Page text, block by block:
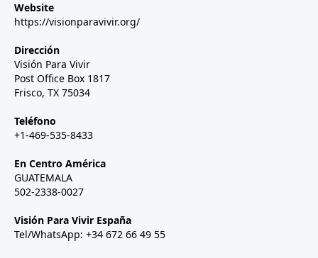
Website
https://visionparavivir.org/
Dirección
Visión Para Vivir
Post Office Box 1817
Frisco, TX 75034
Teléfono
+1-469-535-8433
En Centro América
GUATEMALA
502-2338-0027
Visión Para Vivir España
Tel/WhatsApp: +34 672 66 49 55